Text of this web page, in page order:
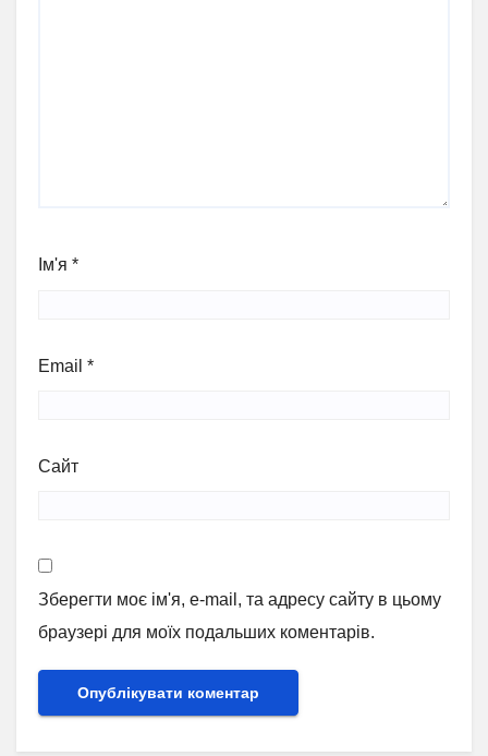
Ім'я *
Email *
Сайт
Зберегти моє ім'я, e-mail, та адресу сайту в цьому
браузері для моїх подальших коментарів.